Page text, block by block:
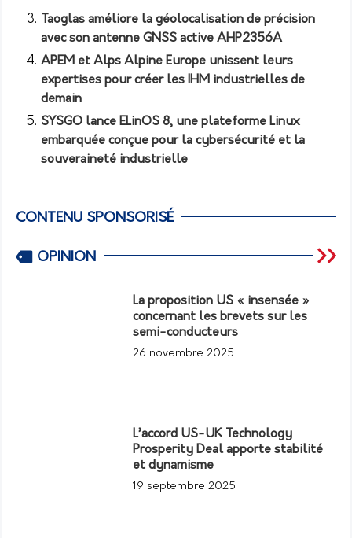
Taoglas améliore la géolocalisation de précision
avec son antenne GNSS active AHP2356A
APEM et Alps Alpine Europe unissent leurs
expertises pour créer les IHM industrielles de
demain
SYSGO lance ELinOS 8, une plateforme Linux
embarquée conçue pour la cybersécurité et la
souveraineté industrielle
CONTENU SPONSORISÉ
OPINION
La proposition US « insensée »
concernant les brevets sur les
semi-conducteurs
26 novembre 2025
L’accord US-UK Technology
Prosperity Deal apporte stabilité
et dynamisme
19 septembre 2025